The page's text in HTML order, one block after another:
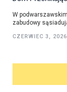
W
zabudowy
CZERWIEC 3, 2026